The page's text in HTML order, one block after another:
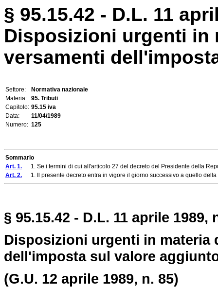
§ 95.15.42 - D.L. 11
Disposizioni urgenti in
versamenti
Settore:
Normativa nazionale
Materia:
95. Tributi
Capitolo: 95.15 iva
Data:
11/04/1989
Numero: 125
Sommario
Art. 1. 1. Se i termini di cui all'articolo 27 del decreto del Presidente della
Art. 2. 1. Il presente decreto entra in vigore il giorno successivo a quello
§ 95.15.42 - D.L. 11 aprile 1989,
Disposizioni urgenti in materia
dell'imposta sul valore
(G.U. 12 aprile 1989, n. 85)